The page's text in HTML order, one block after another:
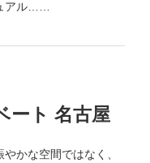
アル……
ート 名古屋
かな空間ではなく、